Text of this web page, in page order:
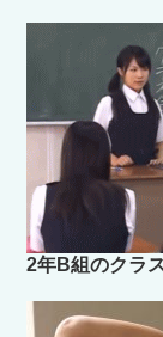
2年B組のクラ